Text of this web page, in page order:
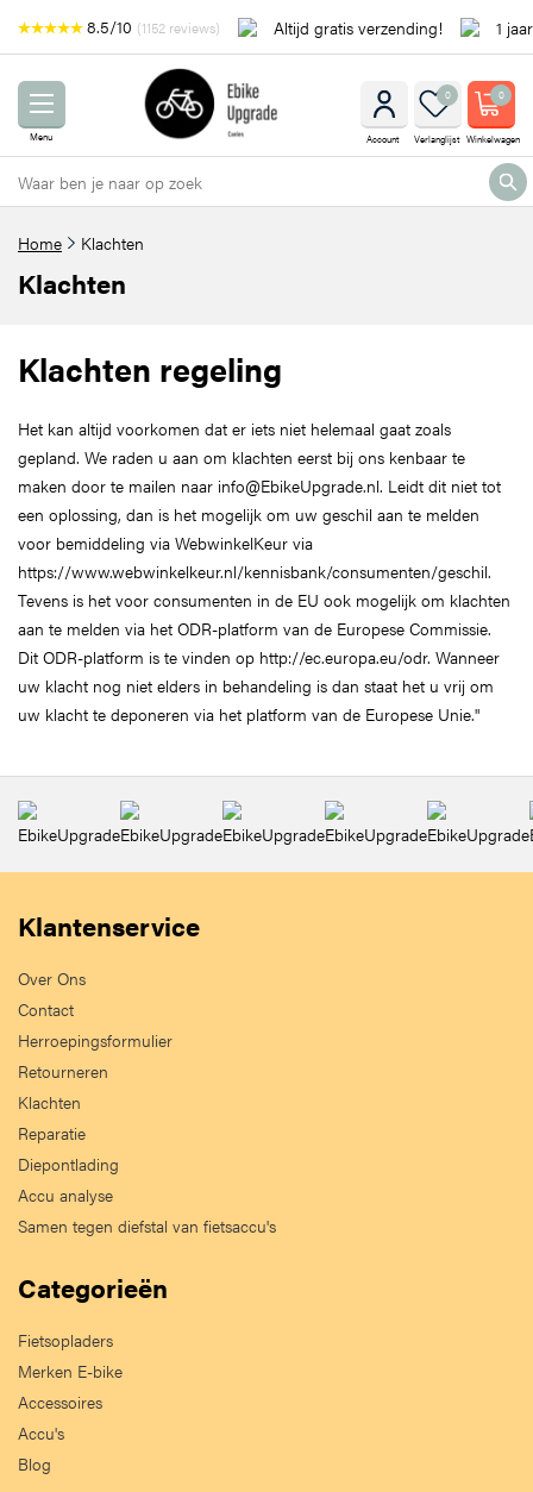
8.5/10 (1152 reviews) Altijd gratis verzending! 1
Menu Account
0
Verlanglijst
0
Winkelwagen
Home Klachten
Klachten
Klachten regeling
Het kan altijd voorkomen dat er iets niet helemaal gaat zoals
gepland. We raden u aan om klachten eerst bij ons kenbaar te
maken door te mailen naar info@EbikeUpgrade.nl. Leidt dit niet tot
een oplossing, dan is het mogelijk om uw geschil aan te melden
voor bemiddeling via WebwinkelKeur via
https://www.webwinkelkeur.nl/kennisbank/consumenten/geschil.
Tevens is het voor consumenten in de EU ook mogelijk om klachten
aan te melden via het ODR-platform van de Europese Commissie.
Dit ODR-platform is te vinden op http://ec.europa.eu/odr. Wanneer
uw klacht nog niet elders in behandeling is dan staat het u vrij om
uw klacht te deponeren via het platform van de Europese Unie."
Klantenservice
Over Ons
Contact
Herroepingsformulier
Retourneren
Klachten
Reparatie
Diepontlading
Accu analyse
Samen tegen diefstal van fietsaccu's
Categorieën
Fietsopladers
Merken E-bike
Accessoires
Accu's
Blog